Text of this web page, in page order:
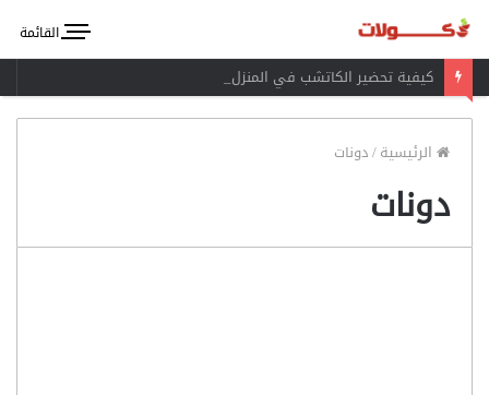
القائمة
كيفية تحضير الكاتشب في المنزل
الرئيسية/دونات
دونات